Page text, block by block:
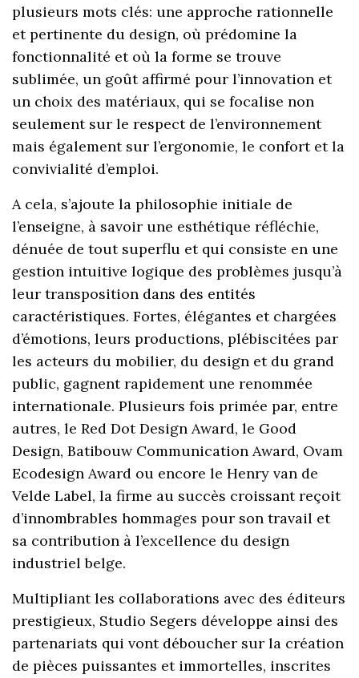
plusieurs mots clés: une approche rationnelle
et pertinente du design, où prédomine la
fonctionnalité et où la forme se trouve
sublimée, un goût affirmé pour l’innovation et
un choix des matériaux, qui se focalise non
seulement sur le respect de l’environnement
mais également sur l’ergonomie, le confort et la
convivialité d’emploi.
A cela, s’ajoute la philosophie initiale de
l’enseigne, à savoir une esthétique réfléchie,
dénuée de tout superflu et qui consiste en une
gestion intuitive logique des problèmes jusqu’à
leur transposition dans des entités
caractéristiques. Fortes, élégantes et chargées
d’émotions, leurs productions, plébiscitées par
les acteurs du mobilier, du design et du grand
public, gagnent rapidement une renommée
internationale. Plusieurs fois primée par, entre
autres, le Red Dot Design Award, le Good
Design, Batibouw Communication Award, Ovam
Ecodesign Award ou encore le Henry van de
Velde Label, la firme au succès croissant reçoit
d’innombrables hommages pour son travail et
sa contribution à l’excellence du design
industriel belge.
Multipliant les collaborations avec des éditeurs
prestigieux, Studio Segers développe ainsi des
partenariats qui vont déboucher sur la création
de pièces puissantes et immortelles, inscrites